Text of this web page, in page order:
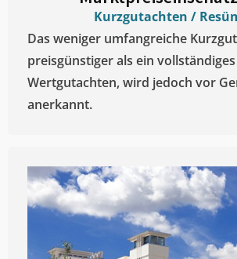
Kurzgutachten /
Das weniger umfangreiche
preisgünstiger als ein vollständiges
Wertgutachten, wird jedoch vor
anerkannt.